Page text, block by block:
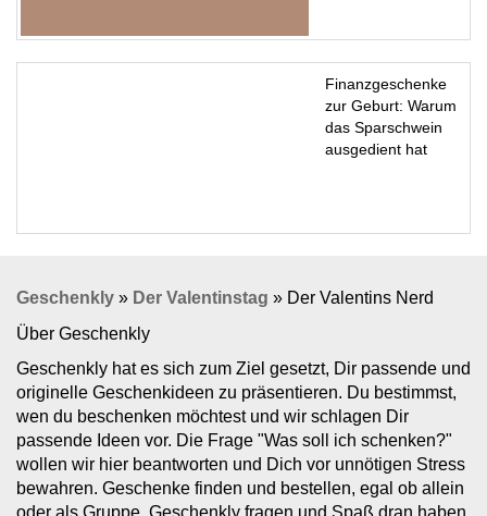
Finanzgeschenke
zur Geburt: Warum
das Sparschwein
ausgedient hat
Geschenkly » Der Valentinstag » Der Valentins Nerd
Über Geschenkly
Geschenkly hat es sich zum Ziel gesetzt, Dir passende und
originelle Geschenkideen zu präsentieren. Du bestimmst,
wen du beschenken möchtest und wir schlagen Dir
passende Ideen vor. Die Frage "Was soll ich schenken?"
wollen wir hier beantworten und Dich vor unnötigen Stress
bewahren. Geschenke finden und bestellen, egal ob allein